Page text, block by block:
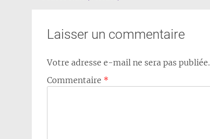
l'article
Laisser un commentaire
Votre adresse e-mail ne sera pas publiée.
Commentaire *